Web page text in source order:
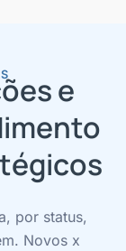
e
por status,
Novos x